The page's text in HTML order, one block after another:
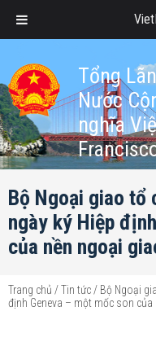
Tổng
Nước
nghĩa
Bộ Ngoại giao tổ
ngày ký Hiệp
của nền ngoại
Trang chủ /Tin tức / Bộ Ngoại
định Geneva – một mốc son